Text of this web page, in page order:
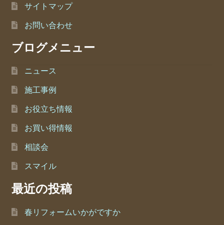
サイトマップ
お問い合わせ
ブログメニュー
ニュース
施工事例
お役立ち情報
お買い得情報
相談会
スマイル
最近の投稿
春リフォームいかがですか